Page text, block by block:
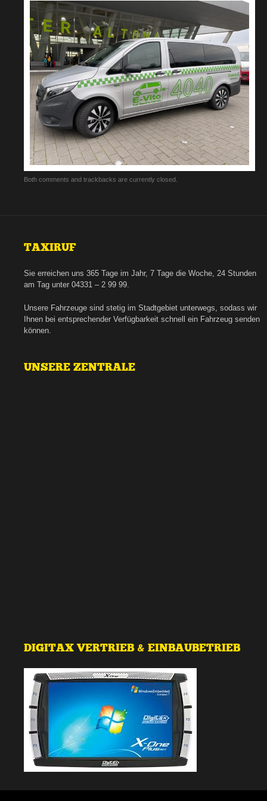
Both comments and trackbacks are currently closed.
TAXIRUF
Sie erreichen uns 365 Tage im Jahr, 7 Tage die Woche, 24 Stunden
am Tag unter 04331 – 2 99 99.
Unsere Fahrzeuge sind stetig im Stadtgebiet unterwegs, sodass wir
Ihnen bei entsprechender Verfügbarkeit schnell ein Fahrzeug senden
können.
UNSERE ZENTRALE
DIGITAX VERTRIEB & EINBAUBETRIEB